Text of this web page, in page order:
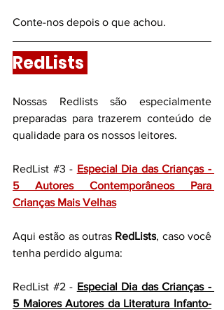
Conte-nos depois o que achou.
RedLists
Nossas Redlists são especialmente
preparadas para trazerem conteúdo de
qualidade para os nossos leitores.
RedList #3 - Especial Dia das Crianças -
5 Autores Contemporâneos Para
Crianças Mais Velhas
Aqui estão as outras RedLists, caso você
tenha perdido alguma:
RedList #2 - Especial Dia das Crianças -
5 Maiores Autores da Literatura Infanto-